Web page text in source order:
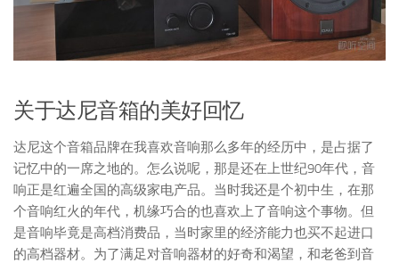
关于达尼音箱的美好回忆
达尼这个音箱品牌在我喜欢音响那么多年的经历中，是占据了
记忆中的一席之地的。怎么说呢，那是还在上世纪90年代，音
响正是红遍全国的高级家电产品。当时我还是个初中生，在那
个音响红火的年代，机缘巧合的也喜欢上了音响这个事物。但
是音响毕竟是高档消费品，当时家里的经济能力也买不起进口
的高档器材。为了满足对音响器材的好奇和渴望，和老爸到音